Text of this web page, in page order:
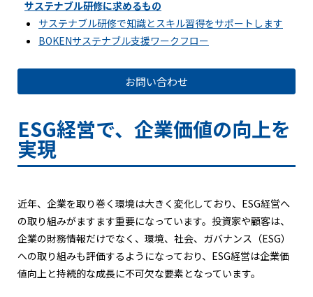
サステナブル研修に求めるもの
サステナブル研修で知識とスキル習得をサポートします
BOKENサステナブル支援ワークフロー
お問い合わせ
ESG経営で、企業価値の向上を
実現
近年、企業を取り巻く環境は大きく変化しており、ESG経営へ
の取り組みがますます重要になっています。投資家や顧客は、
企業の財務情報だけでなく、環境、社会、ガバナンス（ESG）
への取り組みも評価するようになっており、ESG経営は企業価
値向上と持続的な成長に不可欠な要素となっています。